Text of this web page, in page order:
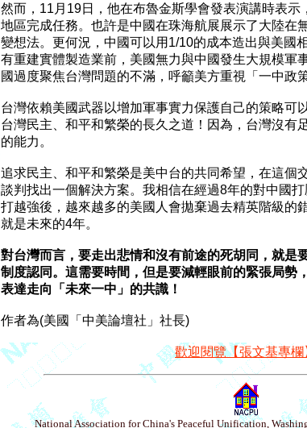
然而，11月19日，他在布魯金斯學會發表演講時表示
地區完成任務。也許是中國在珠海航展展示了大陸在
變想法。更何況，中國可以用1/10的成本造出與美國
有重建實體製造業前，美國無力與中國發生大規模軍
國過度聚焦台灣問題的不滿，呼籲美方重視「一中政策
台灣依賴美國武器以增加軍事實力保護自己的策略可
台灣民主、和平和繁榮的長久之道！因為，台灣沒有
的能力。
追求民主、和平和繁榮是美中台的共同希望，在這個
談判找出一個解決方案。我相信在經過8年的對中國
打越強後，越來越多的美國人會拋棄過去精英階級的
就是未來的4年。
對台灣而言，要走出悲情和沒有前途的死胡同，就是
制度認同。這需要時間，但是要減輕眼前的緊張局勢
表達走向「未來一中」的共識！
作者為(美國「中美論壇社」社長)
歡迎閱覽【張文基專欄
National Association for China's Peaceful Unification,